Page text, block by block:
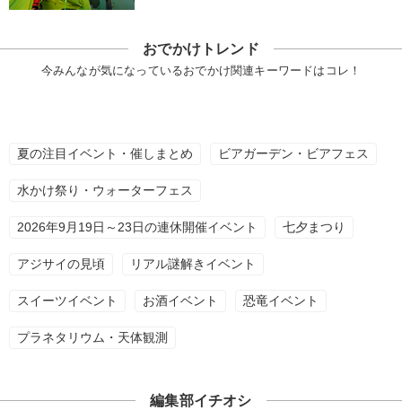
おでかけトレンド
今みんなが気になっているおでかけ関連キーワードはコレ！
夏の注目イベント・催しまとめ ビアガーデン・ビアフェス
水かけ祭り・ウォーターフェス
2026年9月19日～23日の連休開催イベント 七夕まつり
アジサイの見頃 リアル謎解きイベント
スイーツイベント お酒イベント 恐竜イベント
プラネタリウム・天体観測
編集部イチオシ